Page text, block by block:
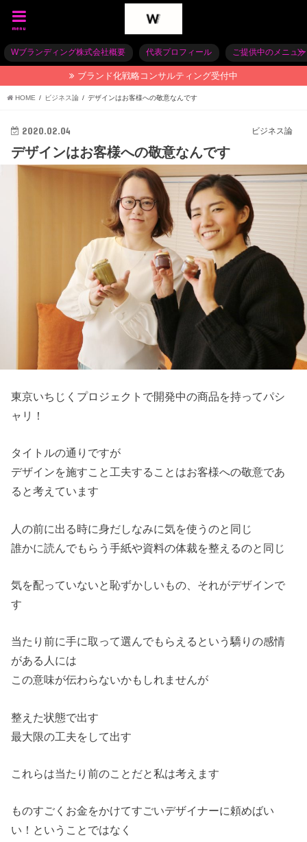
menu
Wブランディング株式会社概要 代表プロフィール ご提供中のメニュー
ブランド化戦略コンサルティング受付中
HOME ビジネス論 デザインはお客様への敬意なんです
ビジネス論
2020.02.04
デザインはお客様への敬意なんです
東京いちじくプロジェクトで開発中の商品を持ってパシ
ャリ！
タイトルの通りですが
デザインを施すこと工夫することはお客様への敬意であ
ると考えています
人の前に出る時に身だしなみに気を使うのと同じ
誰かに読んでもらう手紙や資料の体裁を整えるのと同じ
気を配っていないと恥ずかしいもの、それがデザインで
す
当たり前に手に取って選んでもらえるという驕りの感情
がある人には
この意味が伝わらないかもしれませんが
整えた状態で出す
最大限の工夫をして出す
これらは当たり前のことだと私は考えます
ものすごくお金をかけてすごいデザイナーに頼めばい
い！ということではなく